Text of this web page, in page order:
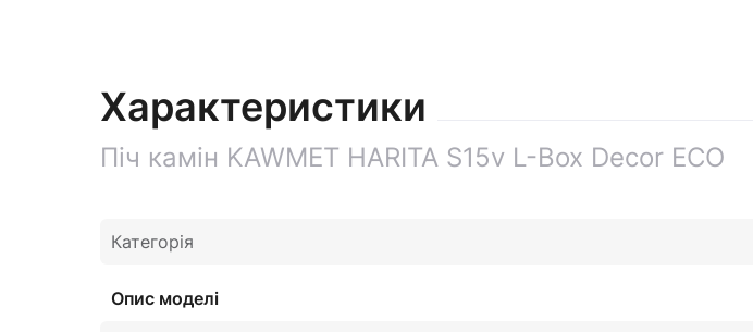
Характеристики
Піч камін KAWMET HARITA S15v L-Box Decor ECO
Категорія
Опис моделі